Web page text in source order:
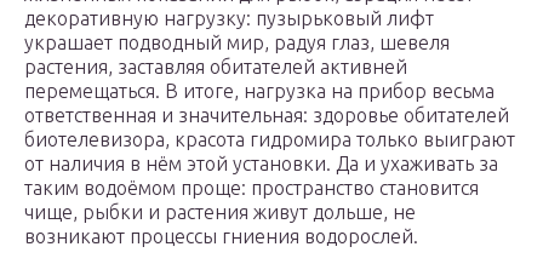
декоративную нагрузку: пузырьковый лифт
украшает подводный мир, радуя глаз, шевеля
растения, заставляя обитателей активней
перемещаться. В итоге, нагрузка на прибор весьма
ответственная и значительная: здоровье обитателей
биотелевизора, красота гидромира только выиграют
от наличия в нём этой установки. Да и ухаживать за
таким водоёмом проще: пространство становится
чище, рыбки и растения живут дольше, не
возникают процессы гниения водорослей.